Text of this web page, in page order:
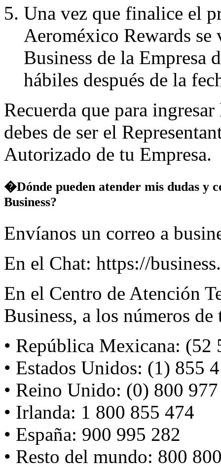
Una vez que finalice el
Aeroméxico Rewards se
Business de la Empresa
hábiles después de la
Recuerda que para
debes de ser el
Autorizado de tu Empresa.
�Dónde pueden atender mis dudas y
Business?
Envíanos un correo a
En el Chat: https://
En el Centro de Atención
Business, a los números
• República Mexicana: (52
• Estados Unidos: (1) 855
• Reino Unido: (0) 800
• Irlanda: 1 800 855 474
• España: 900 995 282
• Resto del mundo: 800